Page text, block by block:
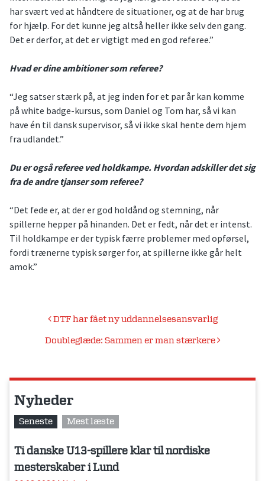
har svært ved at håndtere de situationer, og at de har brug
for hjælp. For det kunne jeg altså heller ikke selv den gang.
Det er derfor, at det er vigtigt med en god referee.”
Hvad er dine ambitioner som referee?
“Jeg satser stærk på, at jeg inden for et par år kan komme
på white badge-kursus, som Daniel og Tom har, så vi kan
have én til dansk supervisor, så vi ikke skal hente dem hjem
fra udlandet.”
Du er også referee ved holdkampe. Hvordan adskiller det sig
fra de andre tjanser som referee?
“Det fede er, at der er god holdånd og stemning, når
spillerne hepper på hinanden. Det er fedt, når det er intenst.
Til holdkampe er der typisk færre problemer med opførsel,
fordi trænerne typisk sørger for, at spillerne ikke går helt
amok.”
Indlægsnavigation
DTF har fået ny uddannelsesansvarlig
Doubleglæde: Sammen er man stærkere
Nyheder
Seneste Mest læste
Ti danske U13-spillere klar til nordiske
mesterskaber i Lund